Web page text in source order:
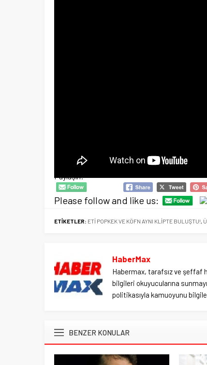
Paylaşın:
Please follow and like us:
ETİKETLER: ETİ POPKEK VE KÖFN AYNI KLİPTE BULUŞTU!,
HaberMax
Habermax, tarafsız ve şeffaf
bilgileri okuyucularına
politikasıyla kamuoyunu
BENZER KONULAR